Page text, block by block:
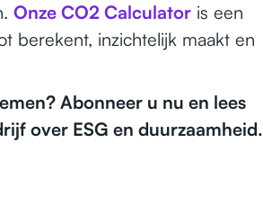
Onze CO2 Calculator is een
berekent, inzichtelijk maakt en
Abonneer u nu en lees
over ESG en duurzaamheid.